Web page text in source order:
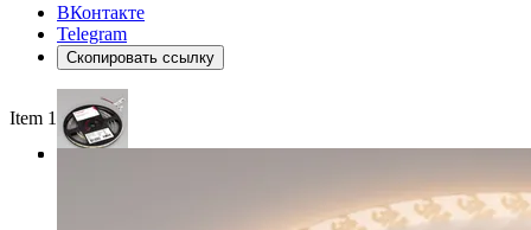
ВКонтакте
Telegram
Скопировать ссылку
Item 1 of 3